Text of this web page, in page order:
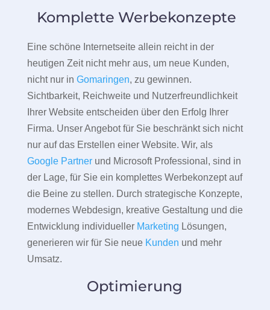
Komplette Werbekonzepte
Eine schöne Internetseite allein reicht in der
heutigen Zeit nicht mehr aus, um neue Kunden,
nicht nur in Gomaringen, zu gewinnen.
Sichtbarkeit, Reichweite und Nutzerfreundlichkeit
Ihrer Website entscheiden über den Erfolg Ihrer
Firma. Unser Angebot für Sie beschränkt sich nicht
nur auf das Erstellen einer Website. Wir, als
Google Partnerund Microsoft Professional, sind in
der Lage, für Sie ein komplettes Werbekonzept auf
die Beine zu stellen. Durch strategische Konzepte,
modernes Webdesign, kreative Gestaltung und die
Entwicklung individueller Marketing Lösungen,
generieren wir für Sie neue Kunden und mehr
Umsatz.
Optimierung